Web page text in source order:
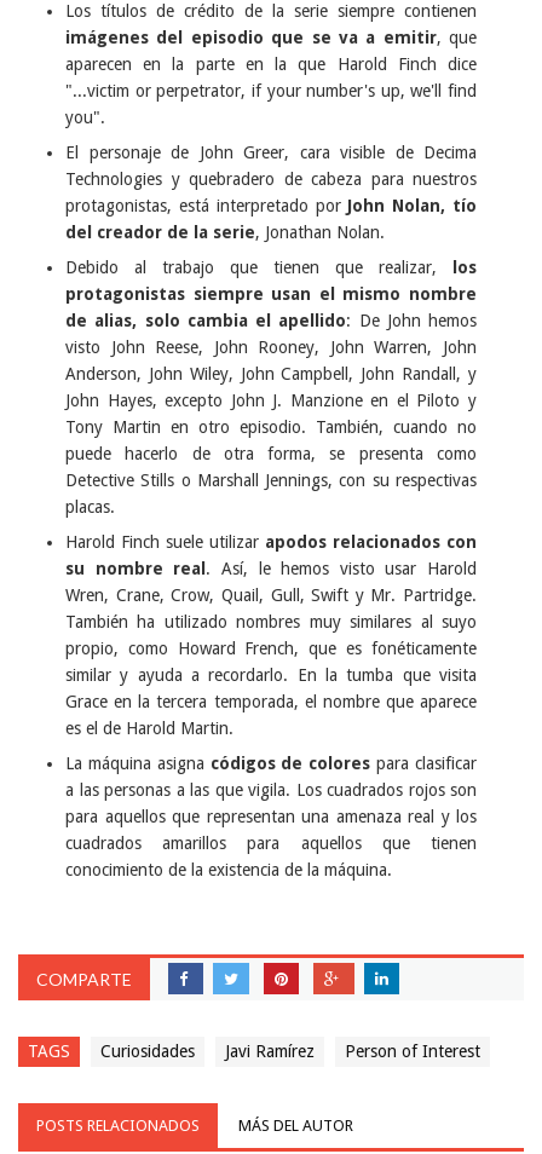
Los títulos de crédito de la serie siempre contienen
imágenes del episodio que se va a emitir, que
aparecen en la parte en la que Harold Finch dice
"...victim or perpetrator, if your number's up, we'll find
you".
El personaje de John Greer, cara visible de Decima
Technologies y quebradero de cabeza para nuestros
protagonistas, está interpretado porJohn Nolan, tío
del creador de la serie, Jonathan Nolan.
Debido al trabajo que tienen que realizar,
los
protagonistas siempre usan el mismo nombre
de alias, solo cambia el apellido: De John hemos
visto John Reese, John Rooney, John Warren, John
Anderson, John Wiley, John Campbell, John Randall, y
John Hayes, excepto John J. Manzione en el Piloto y
Tony Martin en otro episodio. También, cuando no
puede hacerlo de otra forma, se presenta como
Detective Stills o Marshall Jennings, con su respectivas
placas.
Harold Finch suele utilizar apodos relacionados con
su nombre real . Así, le hemos visto usar Harold
Wren, Crane, Crow, Quail, Gull, Swift y Mr. Partridge.
También ha utilizado nombres muy similares al suyo
propio, como Howard French, que es fonéticamente
similar y ayuda a recordarlo. En la tumba que visita
Grace en la tercera temporada, el nombre que aparece
es el de Harold Martin.
La máquina asigna códigos de colores para clasificar
a las personas a las que vigila. Los cuadrados rojos son
para aquellos que representan una amenaza real y los
cuadrados amarillos para aquellos que tienen
conocimiento de la existencia de la máquina.
COMPARTE
TAGS Curiosidades Javi Ramírez Person of Interest
POSTS RELACIONADOS MÁS DEL AUTOR